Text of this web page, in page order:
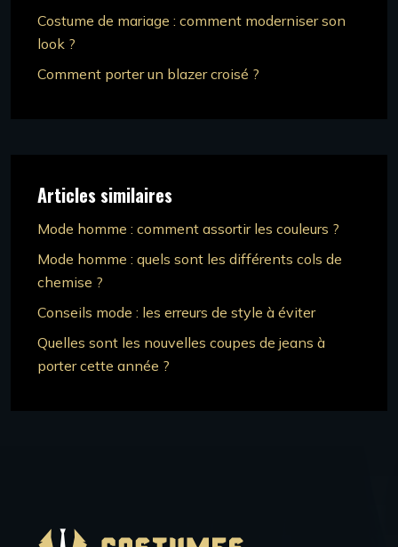
Costume de mariage : comment moderniser son
look ?
Comment porter un blazer croisé ?
Articles similaires
Mode homme : comment assortir les couleurs ?
Mode homme : quels sont les différents cols de
chemise ?
Conseils mode : les erreurs de style à éviter
Quelles sont les nouvelles coupes de jeans à
porter cette année ?